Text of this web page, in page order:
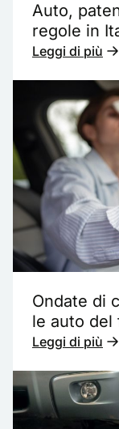
Auto,
regole in
Leggi di più
Ondate di
le auto del
Leggi di più